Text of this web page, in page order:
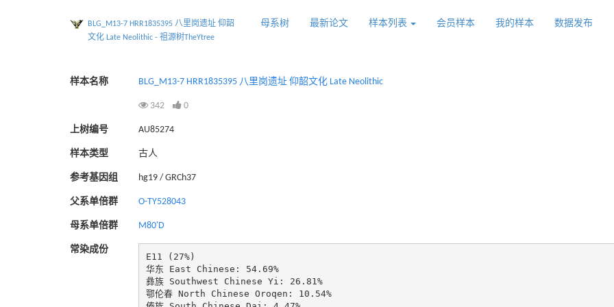
BLG_M13-7 HRR1835395 八里岗遗址 仰韶
文化 Late Neolithic - 祖源树TheYtree
母系树 最新论文 样本列表 会员样本 我的样本 数据发布
样本名称 BLG_M13-7 HRR1835395 八里岗遗址 仰韶文化 Late Neolithic
342 0
上树编号 AU85274
样本类型 古人
参考基因组 hg19 / GRCh37
父系单倍群 O-TY528043
母系单倍群 M80'D
常染成份
E11 (27%)
华东 East Chinese: 54.69%
彝族 Southwest Chinese Yi: 26.81%
鄂伦春 North Chinese Oroqen: 10.54%